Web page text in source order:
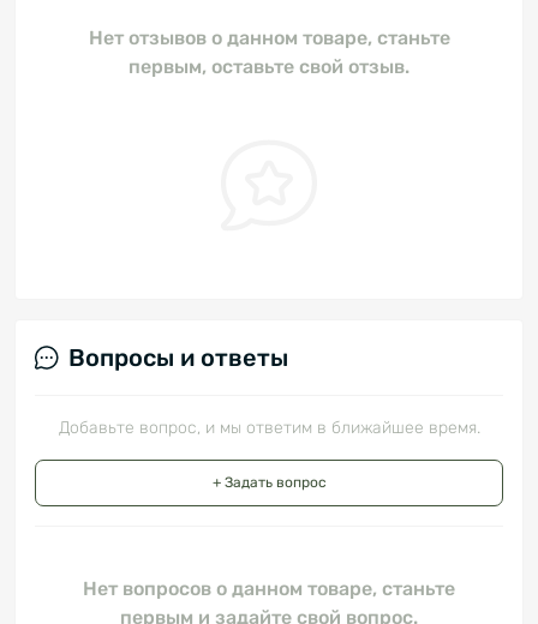
Нет отзывов о данном товаре, станьте
первым, оставьте свой отзыв.
Вопросы и ответы
Добавьте вопрос, и мы ответим в ближайшее время.
+ Задать вопрос
Нет вопросов о данном товаре, станьте
первым и задайте свой вопрос.